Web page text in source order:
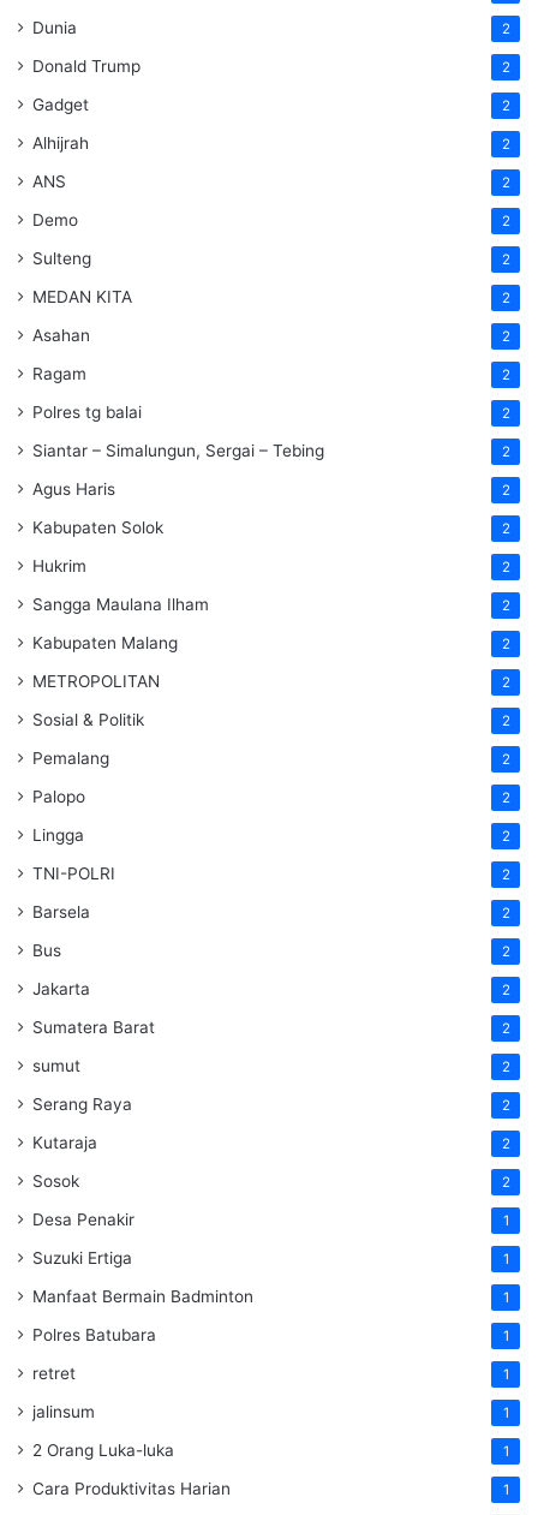
Dunia 2
Donald Trump 2
Gadget 2
Alhijrah 2
ANS 2
Demo 2
Sulteng 2
MEDAN KITA 2
Asahan 2
Ragam 2
Polres tg balai 2
Siantar – Simalungun, Sergai – Tebing 2
Agus Haris 2
Kabupaten Solok 2
Hukrim 2
Sangga Maulana Ilham 2
Kabupaten Malang 2
METROPOLITAN 2
Sosial & Politik 2
Pemalang 2
Palopo 2
Lingga 2
TNI-POLRI 2
Barsela 2
Bus 2
Jakarta 2
Sumatera Barat 2
sumut 2
Serang Raya 2
Kutaraja 2
Sosok 2
Desa Penakir 1
Suzuki Ertiga 1
Manfaat Bermain Badminton 1
Polres Batubara 1
retret 1
jalinsum 1
2 Orang Luka-luka 1
Cara Produktivitas Harian 1